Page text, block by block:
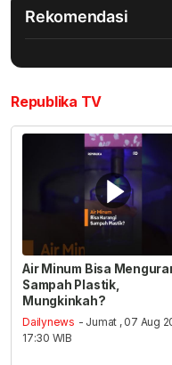
Rekomendasi
Republika TV
Air Minum Bisa
Sampah Plastik,
Mungkinkah?
Dailynews - Jumat , 07 Aug
17:30 WIB